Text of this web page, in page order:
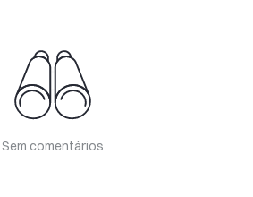
Sem comentários